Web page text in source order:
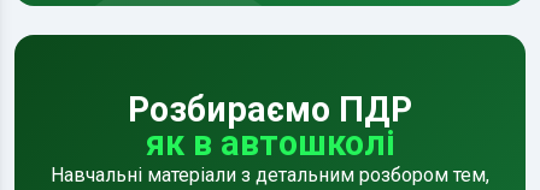
Розбираємо ПДР
як в автошколі
Навчальні матеріали з детальним розбором тем,